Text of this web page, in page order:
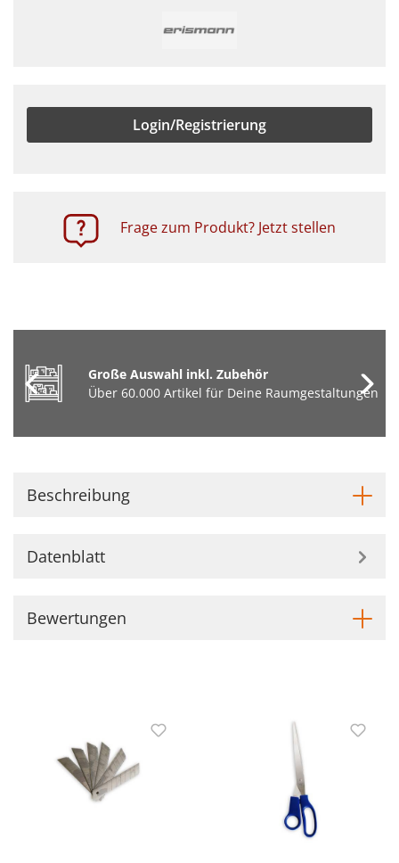
Login/Registrierung
Frage zum Produkt? Jetzt stellen
Große Auswahl inkl. Zubehör
Über 60.000 Artikel für Deine Raumgestaltungen
Beschreibung
Datenblatt
Bewertungen